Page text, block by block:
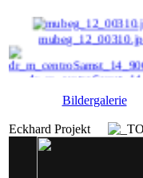
TurkeyFR455.jpg
Bildergalerie
Eckhard Projekt